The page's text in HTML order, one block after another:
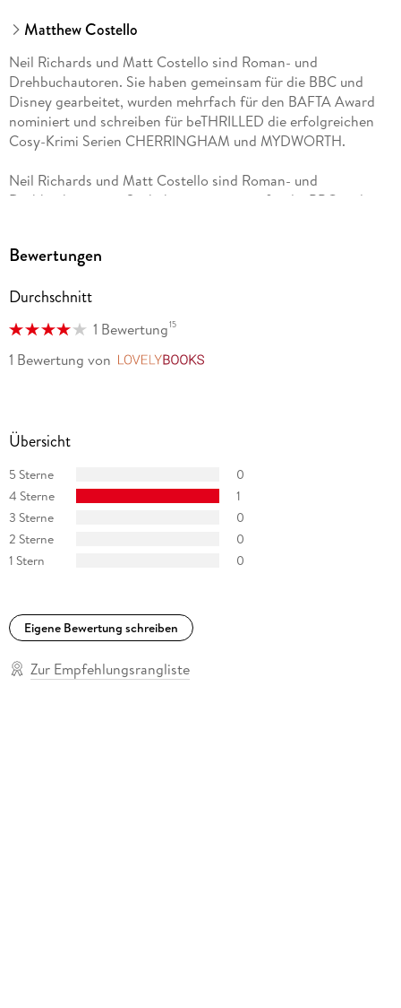
Matthew Costello
Neil Richards und Matt Costello sind Roman- und
Drehbuchautoren. Sie haben gemeinsam für die BBC und
Disney gearbeitet, wurden mehrfach für den BAFTA Award
nominiert und schreiben für beTHRILLED die erfolgreichen
Cosy-Krimi Serien CHERRINGHAM und MYDWORTH.
Neil Richards und Matt Costello sind Roman- und
Drehbuchautoren. Sie haben gemeinsam für die BBC und
Cosy-Krimi Serien CHERRINGHAM und MYDWORTH.
Bewertungen
Durchschnitt
1 Bewertung15
1 Bewertung von
Übersicht
5 Sterne
0
4 Sterne
1
3 Sterne
0
2 Sterne
0
1 Stern
0
Eigene Bewertung schreiben
Zur Empfehlungsrangliste